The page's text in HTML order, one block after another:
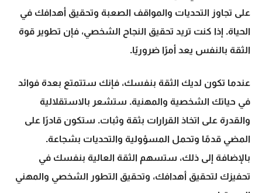
على تجاوز التحديات والمواقف الصعبة وتحقيق أهدافك في
الحياة. إذا كنت تريد تحقيق النجاح الشخصي، فإن تطوير قوة
الثقة بالنفس يعد أمرًا ضروريًا.
عندما تكون لديك الثقة بنفسك، فإنك ستتمتع بعدة فوائد
في حياتك الشخصية والمهنية. ستشعر بالاستقلالية
والقدرة على اتخاذ القرارات بثقة وثبات. ستكون قادرًا على
المضي قدمًا وتحمل المسؤولية والتحديات بشجاعة.
بالإضافة إلى ذلك، ستسهم الثقة العالية بنفسك في
تحفيزك لتحقيق أهدافك، وتحقيق التطور الشخصي والمهني